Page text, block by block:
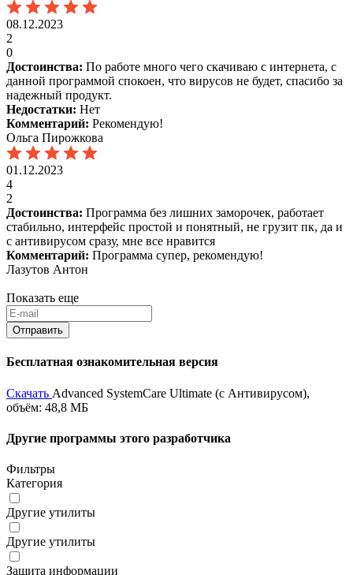
08.12.2023
2
0
Достоинства: По работе много чего скачиваю с интернета, с
данной программой спокоен, что вирусов не будет, спасибо за
надежный продукт.
Недостатки: Нет
Комментарий: Рекомендую!
Ольга Пирожкова
01.12.2023
4
2
Достоинства: Программа без лишних заморочек, работает
стабильно, интерфейс простой и понятный, не грузит пк, да и
с антивирусом сразу, мне все нравится
Комментарий: Программа супер, рекомендую!
Лазутов Антон
Показать еще
Бесплатная ознакомительная версия
Скачать Advanced SystemCare Ultimate (с Антивирусом),
объём: 48,8 МБ
Другие программы этого разработчика
Фильтры
Категория
Другие утилиты
Другие утилиты
Защита информации